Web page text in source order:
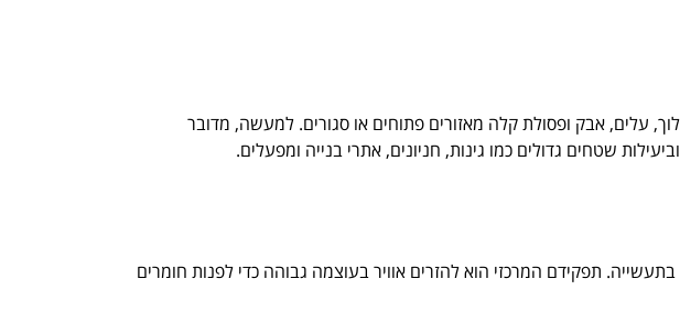
עלים, אבק ופסולת קלה מאזורים פתוחים או סגורים. למעשה, מדובר
שטחים גדולים כמו גינות, חניונים, אתרי בנייה ומפעלים.
תפקידם המרכזי הוא להזרים אוויר בעוצמה גבוהה כדי לפנות חומרים